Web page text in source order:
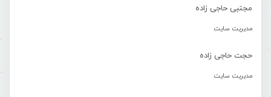
مجتبی حاجی زاده
مدیریت سایت
حجت حاجی زاده
مدیریت سایت